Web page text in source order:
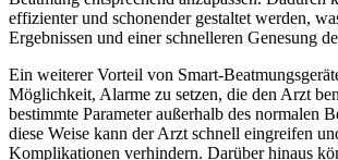
effizienter und schonender gestaltet werden,
Ergebnissen und einer schnelleren Genesung
Ein weiterer Vorteil von Smart-
Möglichkeit, Alarme zu setzen, die den Arzt
bestimmte Parameter außerhalb des normalen
diese Weise kann der Arzt schnell eingreifen
Komplikationen verhindern. Darüber hinaus